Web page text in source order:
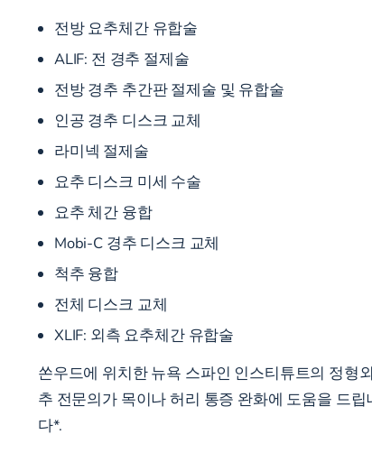
전방 요추체간 유합술
ALIF: 전 경추 절제술
전방 경추 추간판 절제술 및 유합술
인공 경추 디스크 교체
라미넥 절제술
요추 디스크 미세 수술
요추 체간 융합
Mobi-C 경추 디스크 교체
척추 융합
전체 디스크 교체
XLIF: 외측 요추체간 유합술
쏜우드에 위치한 뉴욕 스파인 인스티튜트의 정형
추 전문의가 목이나 허리 통증 완화에 도움을 드
다*.